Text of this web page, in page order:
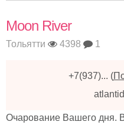
Moon River
Тольятти 4398 1
+7(937)... (
Очарование Вашего дня.